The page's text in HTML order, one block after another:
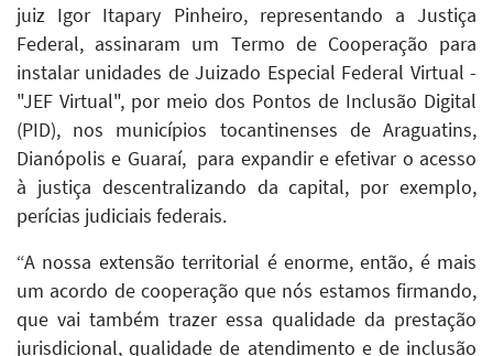
juiz Igor Itapary Pinheiro, representando a Justiça
Federal, assinaram um Termo de Cooperação para
instalar unidades de Juizado Especial Federal Virtual -
"JEF Virtual", por meio dos Pontos de Inclusão Digital
(PID), nos municípios tocantinenses de Araguatins,
Dianópolis e Guaraí, para expandir e efetivar o acesso
à justiça descentralizando da capital, por exemplo,
perícias judiciais federais.
“A nossa extensão territorial é enorme, então, é mais
um acordo de cooperação que nós estamos firmando,
que vai também trazer essa qualidade da prestação
jurisdicional, qualidade de atendimento e de inclusão